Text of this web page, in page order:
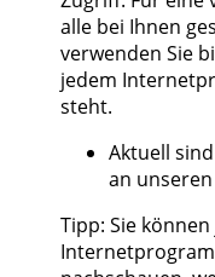
alle bei Ihnen
verwenden Sie
jedem
steht.
Aktuell
an
Tipp: Sie